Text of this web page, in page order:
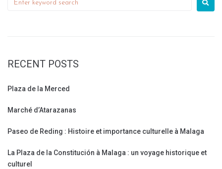
RECENT POSTS
Plaza de la Merced
Marché d’Atarazanas
Paseo de Reding : Histoire et importance culturelle à Malaga
La Plaza de la Constitución à Malaga : un voyage historique et
culturel